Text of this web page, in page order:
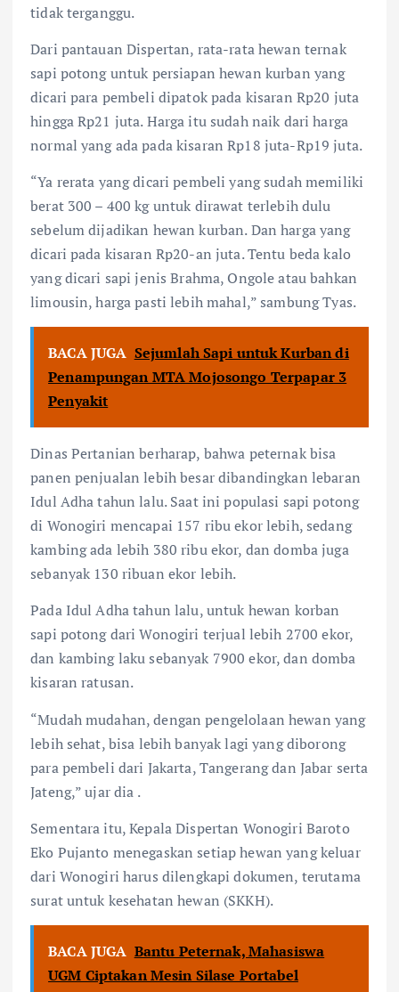
tidak terganggu.
Dari pantauan Dispertan, rata-rata hewan ternak
sapi potong untuk persiapan hewan kurban yang
dicari para pembeli dipatok pada kisaran Rp20 juta
hingga Rp21 juta. Harga itu sudah naik dari harga
normal yang ada pada kisaran Rp18 juta-Rp19 juta.
“Ya rerata yang dicari pembeli yang sudah memiliki
berat 300 – 400 kg untuk dirawat terlebih dulu
sebelum dijadikan hewan kurban. Dan harga yang
dicari pada kisaran Rp20-an juta. Tentu beda kalo
yang dicari sapi jenis Brahma, Ongole atau bahkan
limousin, harga pasti lebih mahal,” sambung Tyas.
BACA JUGA Sejumlah Sapi untuk Kurban di
Penampungan MTA Mojosongo Terpapar 3
Penyakit
Dinas Pertanian berharap, bahwa peternak bisa
panen penjualan lebih besar dibandingkan lebaran
Idul Adha tahun lalu. Saat ini populasi sapi potong
di Wonogiri mencapai 157 ribu ekor lebih, sedang
kambing ada lebih 380 ribu ekor, dan domba juga
sebanyak 130 ribuan ekor lebih.
Pada Idul Adha tahun lalu, untuk hewan korban
sapi potong dari Wonogiri terjual lebih 2700 ekor,
dan kambing laku sebanyak 7900 ekor, dan domba
kisaran ratusan.
“Mudah mudahan, dengan pengelolaan hewan yang
lebih sehat, bisa lebih banyak lagi yang diborong
para pembeli dari Jakarta, Tangerang dan Jabar serta
Jateng,” ujar dia .
Sementara itu, Kepala Dispertan Wonogiri Baroto
Eko Pujanto menegaskan setiap hewan yang keluar
dari Wonogiri harus dilengkapi dokumen, terutama
surat untuk kesehatan hewan (SKKH).
BACA JUGA Bantu Peternak, Mahasiswa
UGM Ciptakan Mesin Silase Portabel